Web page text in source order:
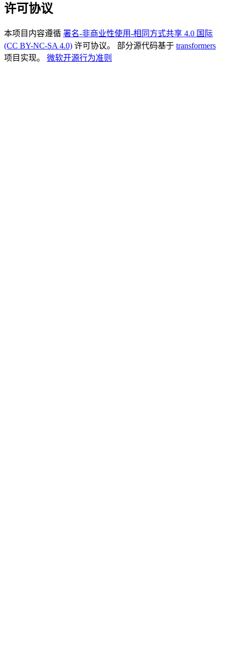
许可协议
本项目内容遵循 署名-非商业性使用-相同方式共享 4.0 国际
(CC BY-NC-SA 4.0) 许可协议。 部分源代码基于 transformers
项目实现。 微软开源行为准则